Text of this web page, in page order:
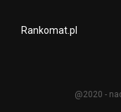
Rankomat.pl
@2020 -